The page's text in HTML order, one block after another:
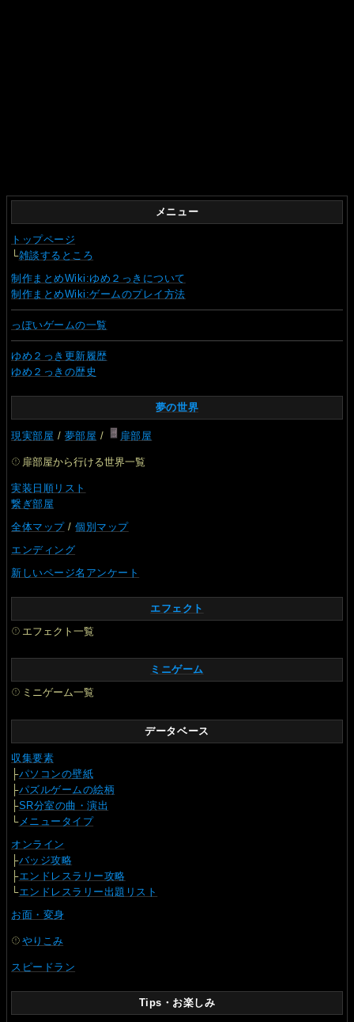
メニュー
トップページ
└雑談するところ
制作まとめWiki:ゆめ２っきについて
制作まとめWiki:ゲームのプレイ方法
っぽいゲームの一覧
ゆめ２っき更新履歴
ゆめ２っきの歴史
夢の世界
現実部屋 / 夢部屋 / 扉部屋
扉部屋から行ける世界一覧
実装日順リスト
繋ぎ部屋
全体マップ/個別マップ
エンディング
新しいページ名アンケート
エフェクト
エフェクト一覧
ミニゲーム
ミニゲーム一覧
データベース
収集要素
├パソコンの壁紙
├パズルゲームの絵柄
├SR分室の曲・演出
└メニュータイプ
オンライン
├バッジ攻略
├エンドレスラリー攻略
└エンドレスラリー出題リスト
お面・変身
やりこみ
スピードラン
Tips・お楽しみ